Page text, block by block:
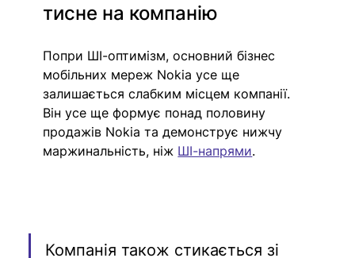
тисне на компанію
Попри ШІ-оптимізм, основний бізнес
мобільних мереж Nokia усе ще
залишається слабким місцем компанії.
Він усе ще формує понад половину
продажів Nokia та демонструє нижчу
маржинальність, ніж ШІ-напрями.
Компанія також стикається зі